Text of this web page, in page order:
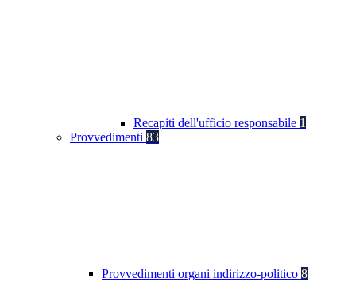
Recapiti dell'ufficio responsabile 1
Provvedimenti 83
Provvedimenti organi indirizzo-politico 8